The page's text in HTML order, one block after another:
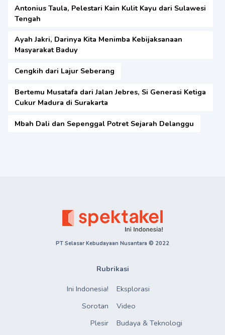
Antonius Taula, Pelestari Kain Kulit Kayu dari Sulawesi
Tengah
Ayah Jakri, Darinya Kita Menimba Kebijaksanaan
Masyarakat Baduy
Cengkih dari Lajur Seberang
Bertemu Musatafa dari Jalan Jebres, Si Generasi Ketiga
Cukur Madura di Surakarta
Mbah Dali dan Sepenggal Potret Sejarah Delanggu
PT Selasar Kebudayaan Nusantara © 2022
Rubrikasi
Ini Indonesia!
Sorotan
Plesir
Eksplorasi
Video
Budaya & Teknologi